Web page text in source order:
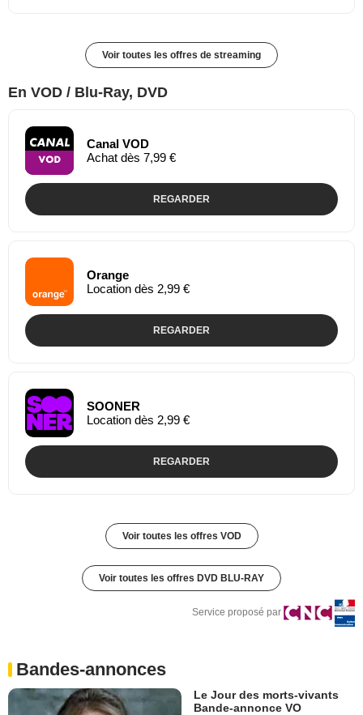
Voir toutes les offres de streaming
En VOD / Blu-Ray, DVD
Canal VOD
Achat dès 7,99 €
REGARDER
Orange
Location dès 2,99 €
REGARDER
SOONER
Location dès 2,99 €
REGARDER
Voir toutes les offres VOD
Voir toutes les offres DVD BLU-RAY
Service proposé par
Bandes-annonces
Le Jour des morts-vivants
Bande-annonce VO